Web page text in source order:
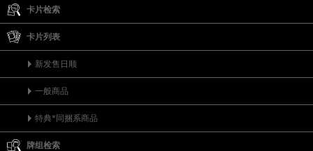
卡片检索
卡片列表
新发售日顺
一般商品
特典*同捆系商品
牌组检索